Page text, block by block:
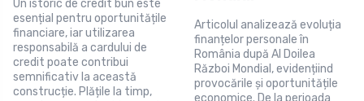
Un istoric de credit bun este
esențial pentru oportunitățile
financiare, iar utilizarea
responsabilă a cardului de
credit poate contribui
semnificativ la această
construcție. Plățile la timp,
Articolul analizează evoluția
finanțelor personale în
România după Al Doilea
Război Mondial, evidențiind
provocările și oportunitățile